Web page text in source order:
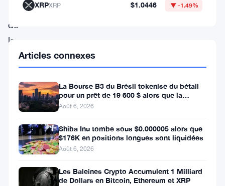
cours
de
la
semaine
dernière,
l’ADA
plus
6,6
XRPXRP $1.0446 ▼ -1.49%
Articles connexes
La Bourse B3 du Brésil tokenise du bétail
pour un prêt de 19 600 $ alors que la
blockchain atteint la ferme
Août 6, 2026
Shiba Inu tombe sous $0.000005 alors que
$176K en positions longues sont liquidées
Août 6, 2026
Les Baleines Crypto Accumulent 1 Milliard
de Dollars en Bitcoin, Ethereum et XRP